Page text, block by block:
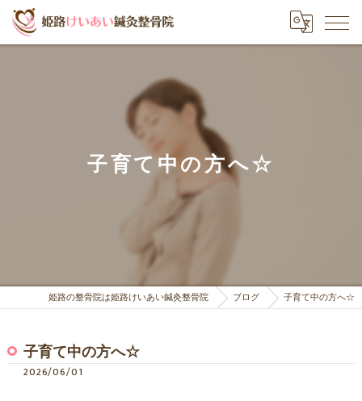
子育て中の方へ☆
姫路の整骨院は姫路けいあい鍼灸整骨院 ブログ 子育て中の方へ☆
子育て中の方へ☆
2026/06/01